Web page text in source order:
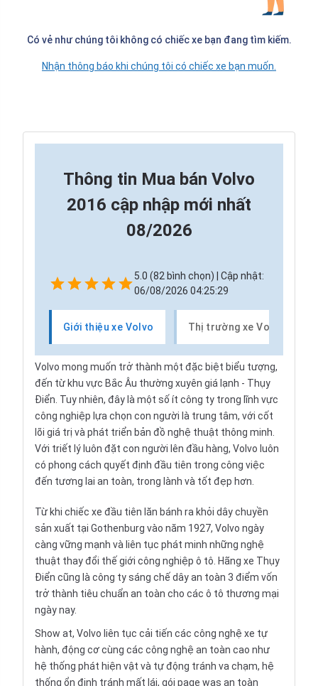
Có vẻ như chúng tôi không có chiếc xe bạn đang tìm kiếm.
Nhận thông báo khi chúng tôi có chiếc xe bạn muốn.
Thông tin Mua bán Volvo
2016 cập nhập mới nhất
08/2026
5.0 (82 bình chọn) | Cập nhật:
06/08/2026 04:25:29
Giới thiệu xe Volvo Thị trường xe Volvo
Volvo mong muốn trở thành một đặc biệt biểu tượng,
đến từ khu vực Bắc Âu thường xuyên giá lạnh - Thụy
Điển. Tuy nhiên, đây là một số ít công ty trong lĩnh vực
công nghiệp lựa chọn con người là trung tâm, với cốt
lõi giá trị và phát triển bản đồ nghệ thuật thông minh.
Với triết lý luôn đặt con người lên đầu hàng, Volvo luôn
có phong cách quyết định đầu tiên trong công việc
đến tương lai an toàn, trong lành và tốt đẹp hơn.
Từ khi chiếc xe đầu tiên lăn bánh ra khỏi dây chuyền
sản xuất tại Gothenburg vào năm 1927, Volvo ngày
càng vững mạnh và liên tục phát minh những nghệ
thuật thay đổi thế giới công nghiệp ô tô. Hãng xe Thụy
Điển cũng là công ty sáng chế dây an toàn 3 điểm vốn
trở thành tiêu chuẩn an toàn cho các ô tô thương mại
ngày nay.
Show at, Volvo liên tục cải tiến các công nghệ xe tự
hành, động cơ cùng các công nghệ an toàn cao như
hệ thống phát hiện vật và tự động tránh va chạm, hệ
thống ổn định tránh mất lái, gói page was an toàn